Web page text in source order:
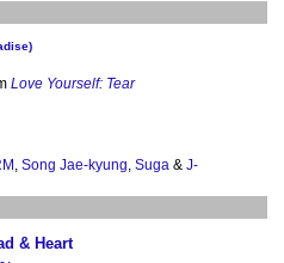
Love Yourself: Tear
, Song Jae-kyung, Suga & J-
& Heart